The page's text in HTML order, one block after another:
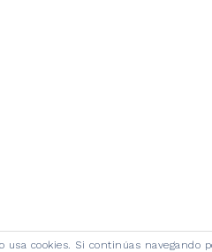
usa cookies. Si continúas navegando